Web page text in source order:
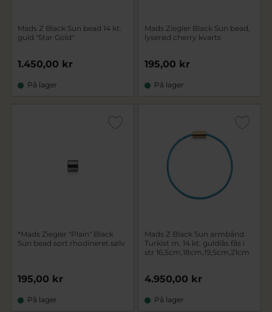
Mads Z Black Sun bead 14 kt.
guld "Star Gold"
1.450,00 kr
På lager
Mads Ziegler Black Sun bead,
lyserød cherry kvarts
195,00 kr
På lager
*Mads Ziegler "Plain" Black
Sun bead sort rhodineret sølv
195,00 kr
På lager
Mads Z Black Sun armbånd
Turkist m. 14 kt. guldlås fås i
str 16,5cm,18cm,19,5cm,21cm
4.950,00 kr
På lager